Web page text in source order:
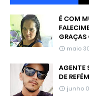
É COM
GRAÇAS
maio
AGENTE
DE
junho